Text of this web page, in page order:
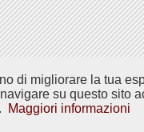
di migliorare la tua
su questo sito
Maggiori informazioni